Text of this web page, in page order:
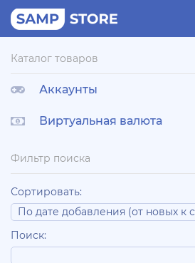
Каталог товаров
Аккаунты
Виртуальная валюта
Фильтр поиска
Сортировать:
Поиск: